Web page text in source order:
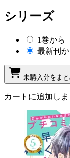
シリーズ
1巻から
最新刊
未購入分をま
カートに追加しま